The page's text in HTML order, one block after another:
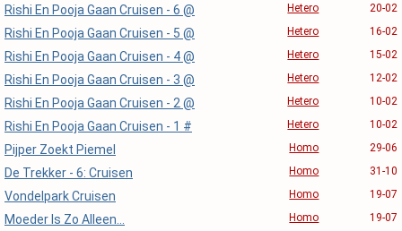
Rishi En Pooja Gaan Cruisen - 6 @ Hetero 20-02
Rishi En Pooja Gaan Cruisen - 5 @ Hetero 16-02
Rishi En Pooja Gaan Cruisen - 4 @ Hetero 15-02
Rishi En Pooja Gaan Cruisen - 3 @ Hetero 12-02
Rishi En Pooja Gaan Cruisen - 2 @ Hetero 10-02
Rishi En Pooja Gaan Cruisen - 1 # Hetero 10-02
Pijper Zoekt Piemel Homo 29-06
De Trekker - 6: Cruisen Homo 31-10
Vondelpark Cruisen Homo 19-07
Moeder Is Zo Alleen... Homo 19-07